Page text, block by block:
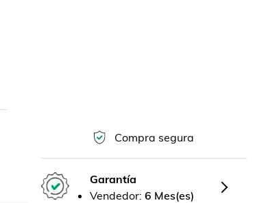
Compra segura
Garantía
Vendedor:6 Mes(es)